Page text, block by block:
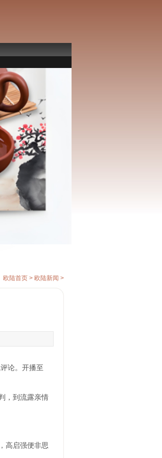
论。开播至
，到流露亲情
高启强便非思
欧陆首页 > 欧陆新闻 >